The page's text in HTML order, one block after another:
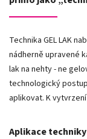
Technika GEL LAK
nádherně upravené
lak na nehty - ne
technologický
aplikovat. K
Aplikace techniky